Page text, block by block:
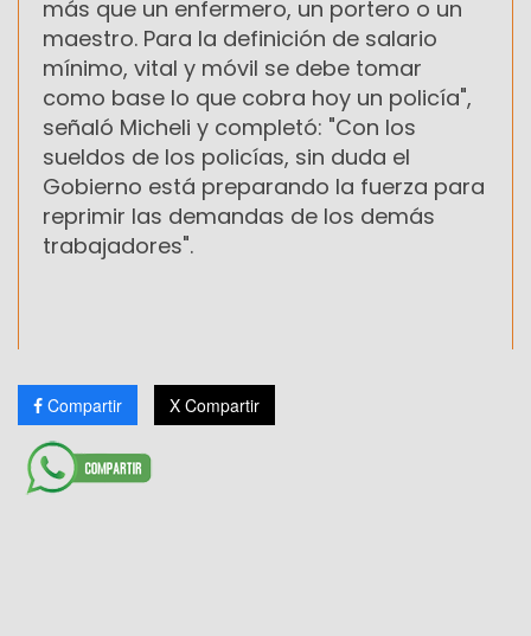
más que un enfermero, un portero o un
maestro. Para la definición de salario
mínimo, vital y móvil se debe tomar
como base lo que cobra hoy un policía",
señaló Micheli y completó: "Con los
sueldos de los policías, sin duda el
Gobierno está preparando la fuerza para
reprimir las demandas de los demás
trabajadores".
Compartir X Compartir